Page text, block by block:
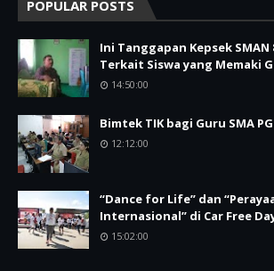
POPULAR POSTS
Ini Tanggapan Kepsek SMAN
Terkait Siswa yang Memaki
14:50:00
Bimtek TIK bagi Guru SMA
12:12:00
“Dance for Life” dan
Internasional” di Car Free
15:02:00